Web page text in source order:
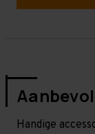
Handige